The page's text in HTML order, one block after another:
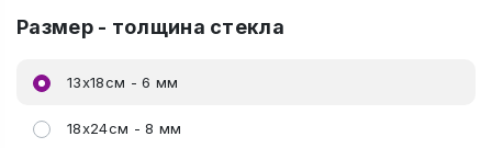
Размер - толщина стекла
13х18см - 6 мм
18х24см - 8 мм